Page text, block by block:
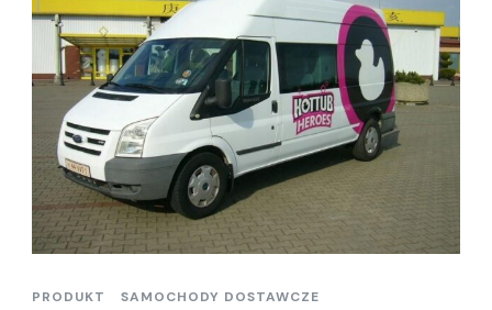
PRODUKT SAMOCHODY DOSTAWCZE